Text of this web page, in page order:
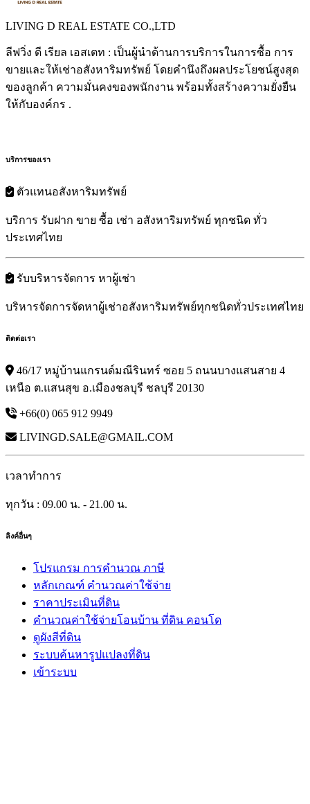
LIVING D REAL ESTATE CO.,LTD
ลีฟวิ่ง ดี เรียล เอสเตท : เป็นผู้นำด้านการบริการในการซื้อ การ
ขายและให้เช่าอสังหาริมทรัพย์ โดยคำนึงถึงผลประโยชน์สูงสุด
ของลูกค้า ความมั่นคงของพนักงาน พร้อมทั้งสร้างความยั่งยืน
ให้กับองค์กร .
บริการของเรา
ตัวแทนอสังหาริมทรัพย์
บริการ รับฝาก ขาย ซื้อ เช่า อสังหาริมทรัพย์ ทุกชนิด ทั่ว
ประเทศไทย
รับบริหารจัดการ หาผู้เช่า
บริหารจัดการจัดหาผู้เช่าอสังหาริมทรัพย์ทุกชนิดทั่วประเทศไทย
ติดต่อเรา
46/17 หมู่บ้านแกรนด์มณีรินทร์ ซอย 5 ถนนบางแสนสาย 4
เหนือ ต.แสนสุข อ.เมืองชลบุรี ชลบุรี 20130
+66(0) 065 912 9949
LIVINGD.SALE@GMAIL.COM
เวลาทำการ
ทุกวัน : 09.00 น. - 21.00 น.
ลิงค์อื่นๆ
โปรแกรม การคำนวณ ภาษี
หลักเกณฑ์ คำนวณค่าใช้จ่าย
ราคาประเมินที่ดิน
คำนวณค่าใช้จ่ายโอนบ้าน ที่ดิน คอนโด
ดูผังสีที่ดิน
ระบบค้นหารูปแปลงที่ดิน
เข้าระบบ